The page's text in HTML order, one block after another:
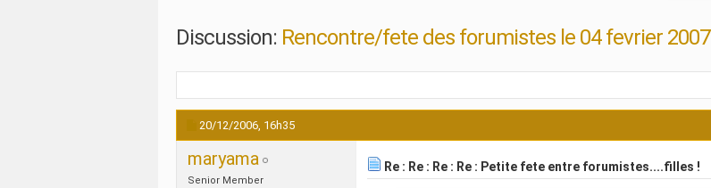
Discussion: Rencontre/fete des forumistes le 04 fevrier 2007
20/12/2006, 16h35
maryama
Senior Member
Re : Re : Re : Re : Petite fete entre forumistes....filles !